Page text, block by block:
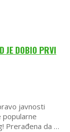
JE DOBIO PRVI
javnosti
Prerađena da …